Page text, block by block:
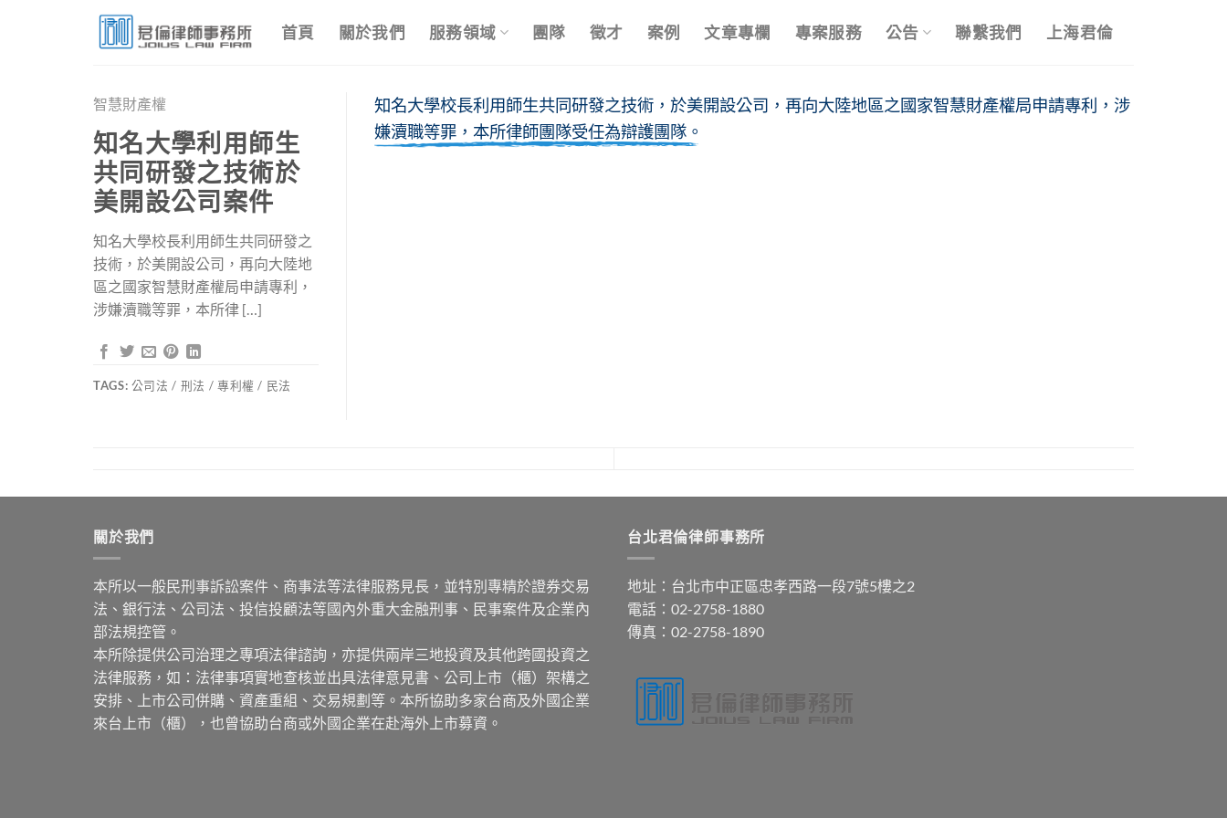
首頁 關於我們 服務領域 團隊 徵才 案例 文章專欄 專案服務 公告 聯繫我們 上海君倫
智慧財產權
知名大學利用師生
共同研發之技術於
美開設公司案件
知名大學校長利用師生共同研發之
技術，於美開設公司，再向大陸地
區之國家智慧財產權局申請專利，
涉嫌瀆職等罪，本所律 […]
TAGS: 公司法 / 刑法 / 專利權 / 民法
知名大學校長利用師生共同研發之技術，於美開設公司，再向大陸地區之國家智慧財產權局申請專利，涉
嫌瀆職等罪，本所律師團隊受任為辯護團隊。
關於我們
本所以一般民刑事訴訟案件、商事法等法律服務見長，並特別專精於證券交易
法、銀行法、公司法、投信投顧法等國內外重大金融刑事、民事案件及企業內
部法規控管。
本所除提供公司治理之專項法律諮詢，亦提供兩岸三地投資及其他跨國投資之
法律服務，如：法律事項實地查核並出具法律意見書、公司上市（櫃）架構之
安排、上市公司併購、資產重組、交易規劃等。本所協助多家台商及外國企業
來台上市（櫃），也曾協助台商或外國企業在赴海外上市募資。
台北君倫律師事務所
地址：台北市中正區忠孝西路一段7號5樓之2
電話：02-2758-1880
傳真：02-2758-1890